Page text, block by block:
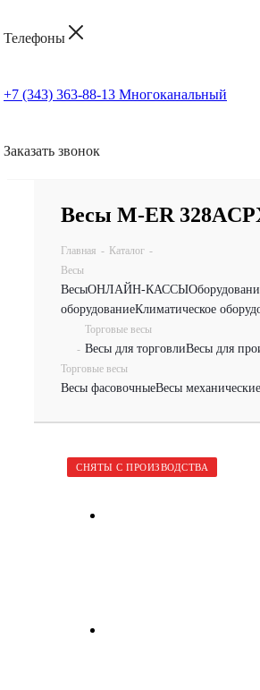
Телефоны
+7 (343) 363-88-13 Многоканальный
Заказать звонок
Весы M-ER
Главная - Каталог -
Весы
ВесыОНЛАЙН-КАССЫ
оборудованиеКлиматическое
-
Торговые весы
Весы для торговлиВесы для
Торговые весы
Весы фасовочныеВесы механические
СНЯТЫ С ПРОИЗВОДСТВА